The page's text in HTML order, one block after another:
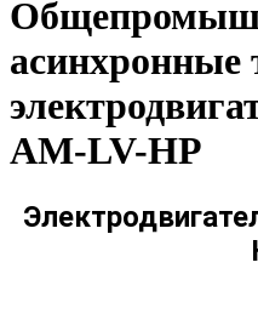
асинхронные
AM-LV-HP